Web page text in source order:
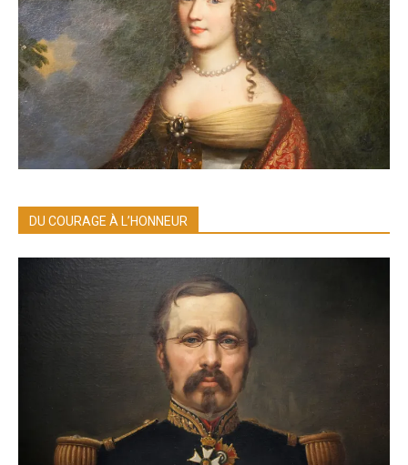
DU COURAGE À L’HONNEUR